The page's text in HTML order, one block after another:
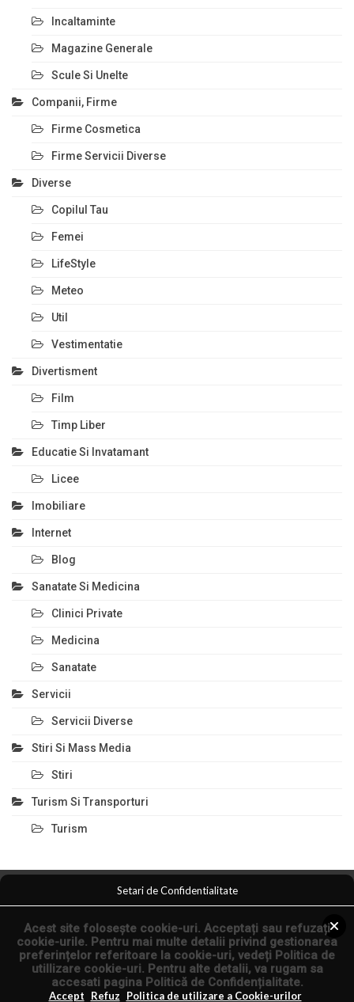
Incaltaminte
Magazine Generale
Scule Si Unelte
Companii, Firme
Firme Cosmetica
Firme Servicii Diverse
Diverse
Copilul Tau
Femei
LifeStyle
Meteo
Util
Vestimentatie
Divertisment
Film
Timp Liber
Educatie Si Invatamant
Licee
Imobiliare
Internet
Blog
Sanatate Si Medicina
Clinici Private
Medicina
Sanatate
Servicii
Servicii Diverse
Stiri Si Mass Media
Stiri
Turism Si Transporturi
Turism
Comert Si Magazine Magazin Online
Anunturi Servicii
Anunturi Online
Arta Fotografica
© 2026 - Articole Seo si Comunicate de Presa.
Articol.co.ro
Setari de Confidentialitate
Acest site folosește cookie-uri. Acceptați sau refuzați
cookie-urile. Pentru mai multe detalii privind gestionarea
preferințelor referitoare la cookie-uri, vedeți Politica de
utillizare cookie-uri. Pentru alte detalii, va rugam sa
accesati pagina Politică de Confidențialitate.
Accept Refuz Politica de utilizare a Cookie-urilor